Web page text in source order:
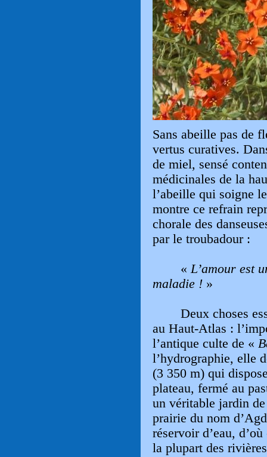
Sans abeille pas de
vertus curatives.
de miel, sensé
médicinales de la
l’abeille qui soigne
montre ce refrain
chorale des
par le troubadour :
«L’amour est
maladie ! »
Deux choses
au Haut-Atlas :
l’antique culte de «
l’hydrographie, elle
(3 350 m) qui
plateau, fermé au
un véritable jardin
prairie du nom
réservoir d’eau,
la plupart des